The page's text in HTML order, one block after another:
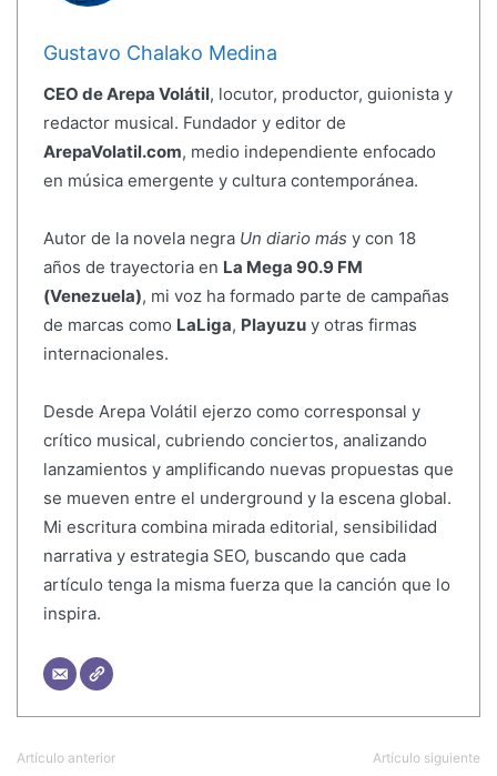
Gustavo Chalako Medina
CEO de Arepa Volátil, locutor, productor, guionista y
redactor musical. Fundador y editor de
ArepaVolatil.com, medio independiente enfocado
en música emergente y cultura contemporánea.
Autor de la novela negra Un diario más y con 18
años de trayectoria en La Mega 90.9 FM
(Venezuela), mi voz ha formado parte de campañas
de marcas como LaLiga, Playuzuy otras firmas
internacionales.
Desde Arepa Volátil ejerzo como corresponsal y
crítico musical, cubriendo conciertos, analizando
lanzamientos y amplificando nuevas propuestas que
se mueven entre el underground y la escena global.
Mi escritura combina mirada editorial, sensibilidad
narrativa y estrategia SEO, buscando que cada
artículo tenga la misma fuerza que la canción que lo
inspira.
Artículo anterior Artículo siguiente